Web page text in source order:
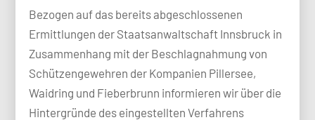
Bezogen auf das bereits abgeschlossenen
Ermittlungen der Staatsanwaltschaft Innsbruck in
Zusammenhang mit der Beschlagnahmung von
Schützengewehren der Kompanien Pillersee,
Waidring und Fieberbrunn informieren wir über die
Hintergründe des eingestellten Verfahrens